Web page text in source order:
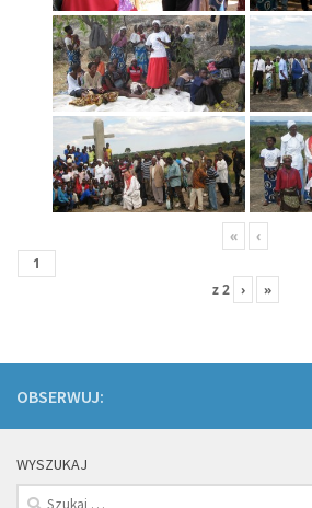
« ‹
z2 › »
OBSERWUJ:
WYSZUKAJ
Szukaj: